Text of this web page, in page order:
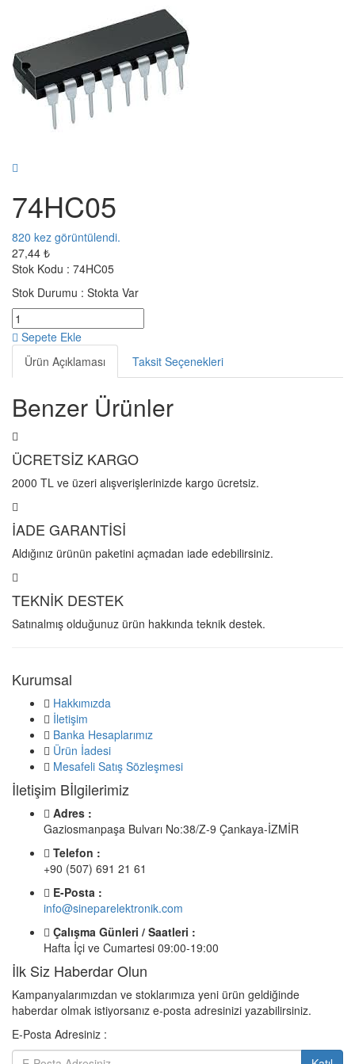
74HC05
820 kez görüntülendi.
27,44 ₺
Stok Kodu : 74HC05
Stok Durumu : Stokta Var
Sepete Ekle
Ürün Açıklaması
Taksit Seçenekleri
Benzer Ürünler
ÜCRETSİZ KARGO
2000 TL ve üzeri alışverişlerinizde kargo ücretsiz.
İADE GARANTİSİ
Aldığınız ürünün paketini açmadan iade edebilirsiniz.
TEKNİK DESTEK
Satınalmış olduğunuz ürün hakkında teknik destek.
Kurumsal
Hakkımızda
İletişim
Banka Hesaplarımız
Ürün İadesi
Mesafeli Satış Sözleşmesi
İletişim Bİlgilerimiz
Adres :
Gaziosmanpaşa Bulvarı No:38/Z-9 Çankaya-İZMİR
Telefon :
+90 (507) 691 21 61
E-Posta :
info@sineparelektronik.com
Çalışma Günleri / Saatleri :
Hafta İçi ve Cumartesi 09:00-19:00
İlk Siz Haberdar Olun
Kampanyalarımızdan ve stoklarımıza yeni ürün geldiğinde
haberdar olmak istiyorsanız e-posta adresinizi yazabilirsiniz.
E-Posta Adresiniz :